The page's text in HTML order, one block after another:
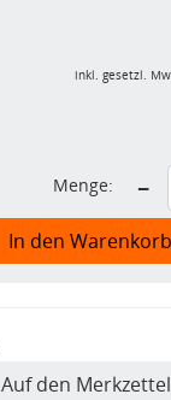
inkl. gesetzl.
Menge: −
In den Warenkorb
Auf den Merkzettel